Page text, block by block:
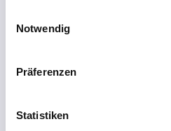
Notwendig
Präferenzen
Statistiken